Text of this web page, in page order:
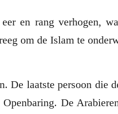
om de Islam te
De laatste persoon die
De